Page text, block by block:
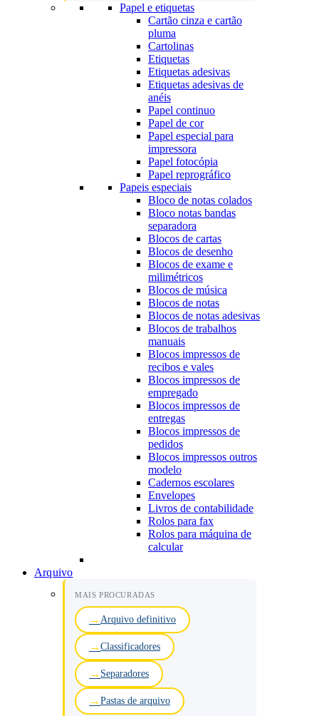
Papel e etiquetas
Cartão cinza e cartão
pluma
Cartolinas
Etiquetas
Etiquetas adesivas
Etiquetas adesivas de
anéis
Papel continuo
Papel de cor
Papel especial para
impressora
Papel fotocópia
Papel reprográfico
Papeis especiais
Bloco de notas colados
Bloco notas bandas
separadora
Blocos de cartas
Blocos de desenho
Blocos de exame e
milimétricos
Blocos de música
Blocos de notas
Blocos de notas adesivas
Blocos de trabalhos
manuais
Blocos impressos de
recibos e vales
Blocos impressos de
empregado
Blocos impressos de
entregas
Blocos impressos de
pedidos
Blocos impressos outros
modelo
Cadernos escolares
Envelopes
Livros de contabilidade
Rolos para fax
Rolos para máquina de
calcular
Arquivo
MAIS PROCURADAS
Arquivo definitivo
Classificadores
Separadores
Pastas de arquivo